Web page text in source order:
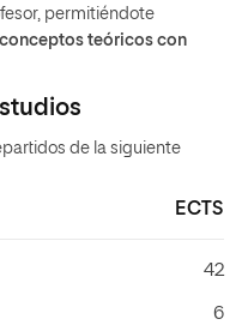
permitiéndote
teóricos con
de la siguiente
ECTS
42
6